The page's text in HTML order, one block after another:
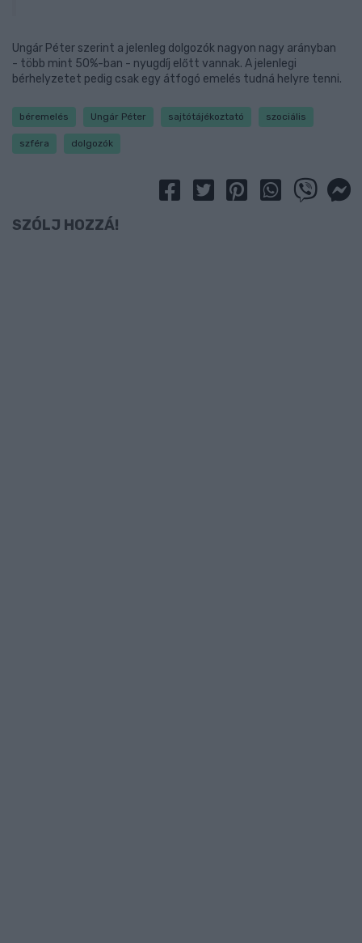
Ungár Péter szerint a jelenleg dolgozók nagyon nagy arányban
- több mint 50%-ban - nyugdíj előtt vannak. A jelenlegi
bérhelyzetet pedig csak egy átfogó emelés tudná helyre tenni.
béremelés Ungár Péter sajtótájékoztató szociális
szféra dolgozók
SZÓLJ HOZZÁ!